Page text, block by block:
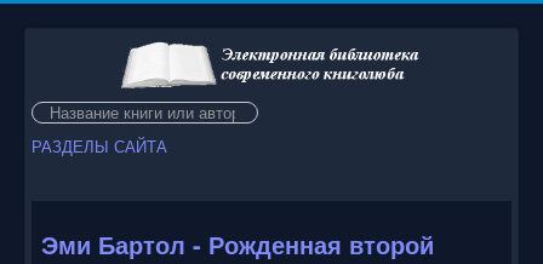
Искать...
РАЗДЕЛЫ САЙТА
Эми Бартол - Рожденная второй